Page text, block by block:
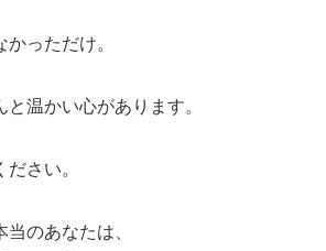
っただけ。
温かい心があります。
さい。
のあなたは、